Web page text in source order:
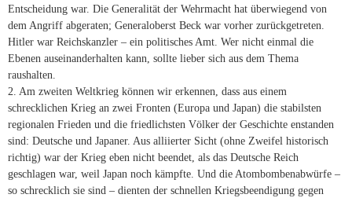
Entscheidung war. Die Generalität der Wehrmacht hat überwiegend von
dem Angriff abgeraten; Generaloberst Beck war vorher zurückgetreten.
Hitler war Reichskanzler – ein politisches Amt. Wer nicht einmal die
Ebenen auseinanderhalten kann, sollte lieber sich aus dem Thema
raushalten.
2. Am zweiten Weltkrieg können wir erkennen, dass aus einem
schrecklichen Krieg an zwei Fronten (Europa und Japan) die stabilsten
regionalen Frieden und die friedlichsten Völker der Geschichte enstanden
sind: Deutsche und Japaner. Aus alliierter Sicht (ohne Zweifel historisch
richtig) war der Krieg eben nicht beendet, als das Deutsche Reich
geschlagen war, weil Japan noch kämpfte. Und die Atombombenabwürfe –
so schrecklich sie sind – dienten der schnellen Kriegsbeendigung gegen